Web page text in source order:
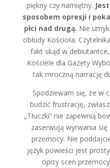
piękny czy namiętny.
sposobem opresji i
płci nad drugą. Nie
obłudy Kościoła.
fakt skąd w
Kościele dla Gazety
tak mroczną narrację
Spodziewam się, że w
budzić frustrację,
„Tłuczki” nie zapewnią
zaserwują wyrwania
przemocy. Nie
język powieści jest
opisy scen